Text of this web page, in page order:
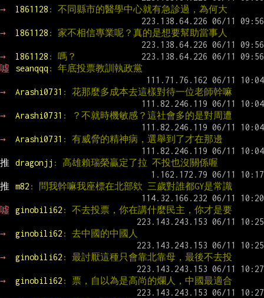
→ l861128 : 不同縣市的醫學中心就有急診過，為何大
→ l861128 : 家不相信專業呢？真的是想要幫助當事人
→ l861128 : 嗎？
噓
seanqqq : 年底投票教訓執政黨
→ Arashi0731 : 花那麼多成本去這樣對待一位老師幹嘛
→ Arashi0731 : ？不就時機敏感？這社會多的是對周遭
→ Arashi0731 : 有威脅的精神病，選舉到了才在那邊
推 dragonjj : 高雄賴瑞榮贏定了拉 不投也沒關係喔
推 m82 : 問我幹嘛我座標在北部欸 三歲對誰都GY是常識
噓 ginobili62 : 不去投票，你在講什麼民主，你才是要
→ ginobili62 : 去中國的中國人
→ ginobili62 : 最討厭這種只會靠北靠母，最後不去投
→ ginobili62 : 票，自以為是高尚的爛人，中國最適合